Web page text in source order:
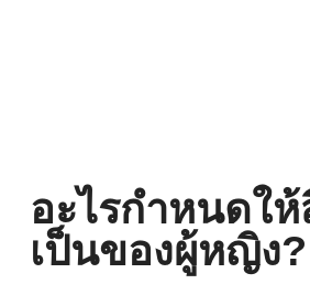
อะไรกำหนดใ
เป็นของผู้หญิง?